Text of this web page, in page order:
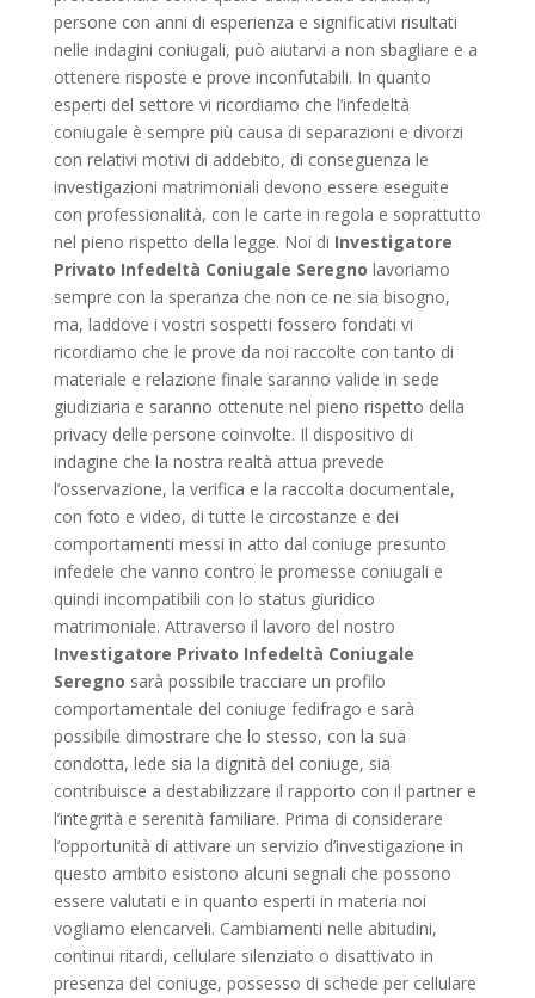
persone con anni di esperienza e significativi risultati
nelle indagini coniugali, può aiutarvi a non sbagliare e a
ottenere risposte e prove inconfutabili. In quanto
esperti del settore vi ricordiamo che l’infedeltà
coniugale è sempre più causa di separazioni e divorzi
con relativi motivi di addebito, di conseguenza le
investigazioni matrimoniali devono essere eseguite
con professionalità, con le carte in regola e soprattutto
nel pieno rispetto della legge. Noi di Investigatore
Privato Infedeltà Coniugale Seregno lavoriamo
sempre con la speranza che non ce ne sia bisogno,
ma, laddove i vostri sospetti fossero fondati vi
ricordiamo che le prove da noi raccolte con tanto di
materiale e relazione finale saranno valide in sede
giudiziaria e saranno ottenute nel pieno rispetto della
privacy delle persone coinvolte. Il dispositivo di
indagine che la nostra realtà attua prevede
l’osservazione, la verifica e la raccolta documentale,
con foto e video, di tutte le circostanze e dei
comportamenti messi in atto dal coniuge presunto
infedele che vanno contro le promesse coniugali e
quindi incompatibili con lo status giuridico
matrimoniale. Attraverso il lavoro del nostro
Investigatore Privato Infedeltà Coniugale
Seregno sarà possibile tracciare un profilo
comportamentale del coniuge fedifrago e sarà
possibile dimostrare che lo stesso, con la sua
condotta, lede sia la dignità del coniuge, sia
contribuisce a destabilizzare il rapporto con il partner e
l’integrità e serenità familiare. Prima di considerare
l’opportunità di attivare un servizio d’investigazione in
questo ambito esistono alcuni segnali che possono
essere valutati e in quanto esperti in materia noi
vogliamo elencarveli. Cambiamenti nelle abitudini,
continui ritardi, cellulare silenziato o disattivato in
presenza del coniuge, possesso di schede per cellulare